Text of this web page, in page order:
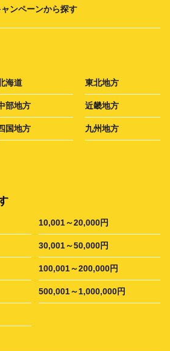
ンペーンから探す
海道 東北地方
部地方 近畿地方
国地方 九州地方
10,001～20,000円
30,001～50,000円
100,001～200,000円
500,001～1,000,000円